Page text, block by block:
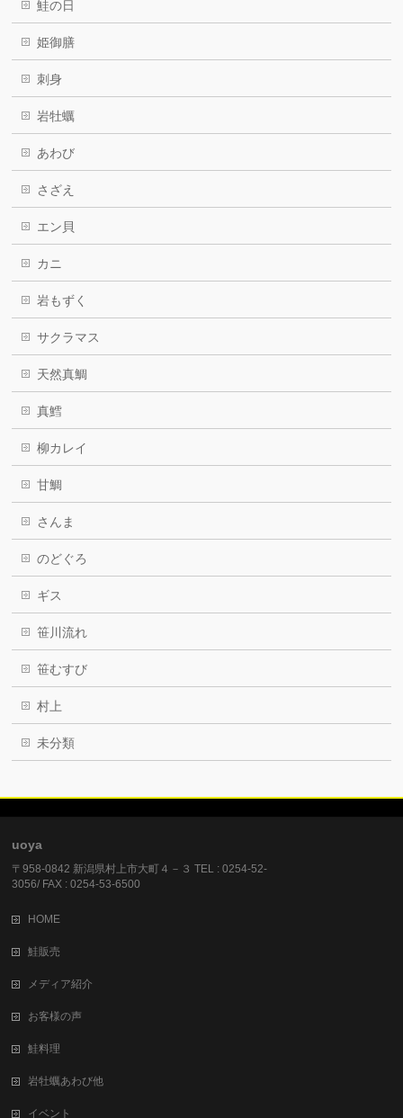
鮭の日
姫御膳
刺身
岩牡蠣
あわび
さざえ
エン貝
カニ
岩もずく
サクラマス
天然真鯛
真鱈
柳カレイ
甘鯛
さんま
のどぐろ
ギス
笹川流れ
笹むすび
村上
未分類
uoya
〒958-0842 新潟県村上市大町４－３ TEL : 0254-52-
3056/ FAX : 0254-53-6500
HOME
鮭販売
メディア紹介
お客様の声
鮭料理
岩牡蠣あわび他
イベント